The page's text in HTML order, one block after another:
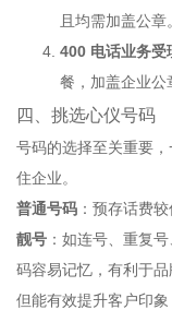
且均需加盖公章。
400 电话业务受
餐，加盖企业公
四、挑选心仪号码
号码的选择至关重要
住企业。
普通号码 ：预存话费
靓号 ：如连号、重复
码容易记忆，有利于
但能有效提升客户印